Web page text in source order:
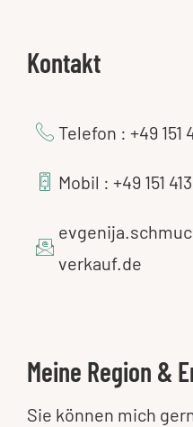
Kontakt
Telefon : +49 151
Mobil : +49 151
verkauf.de
Meine Region &
Sie können mich